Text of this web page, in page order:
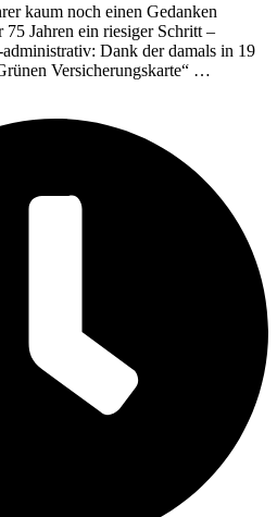
kaum noch einen Gedanken
Jahren ein riesiger Schritt –
Dank der damals in 19
Versicherungskarte“ …